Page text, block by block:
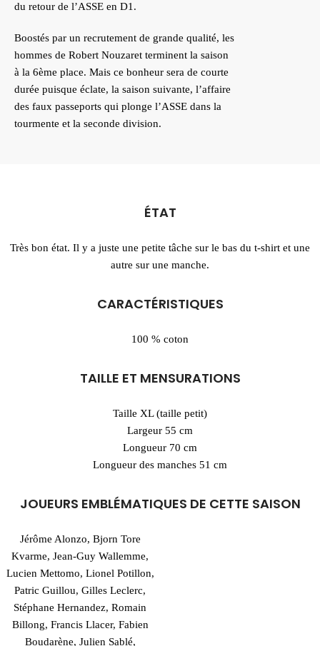
du retour de l’ASSE en D1.
Boostés par un recrutement de grande qualité, les
hommes de Robert Nouzaret terminent la saison
à la 6ème place. Mais ce bonheur sera de courte
durée puisque éclate, la saison suivante, l’affaire
des faux passeports qui plonge l’ASSE dans la
tourmente et la seconde division.
ÉTAT
Très bon état. Il y a juste une petite tâche sur le bas du t-shirt et une
autre sur une manche.
CARACTÉRISTIQUES
100 % coton
TAILLE ET MENSURATIONS
Taille XL (taille petit)
Largeur 55 cm
Longueur 70 cm
Longueur des manches 51 cm
JOUEURS EMBLÉMATIQUES DE CETTE SAISON
Jérôme Alonzo, Bjorn Tore
Kvarme, Jean-Guy Wallemme,
Lucien Mettomo, Lionel Potillon,
Patric Guillou, Gilles Leclerc,
Stéphane Hernandez, Romain
Billong, Francis Llacer, Fabien
Boudarène, Julien Sablé,